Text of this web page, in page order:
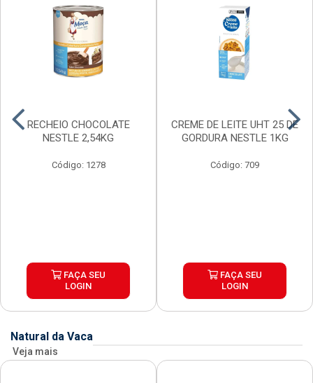
RECHEIO CHOCOLATE
NESTLE 2,54KG
Código: 1278
FAÇA SEU
LOGIN
CREME DE LEITE UHT 25 DE
GORDURA NESTLE 1KG
Código: 709
FAÇA SEU
LOGIN
Natural da Vaca
Veja mais